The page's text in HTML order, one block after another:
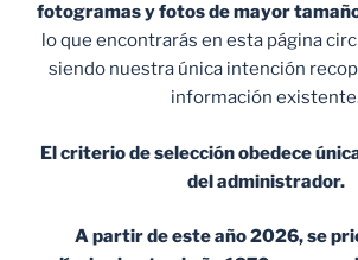
fotogramas y fotos de mayor
lo que encontrarás en esta página
siendo nuestra única intención
información
El criterio de selección obedece
del administrador.
A partir de este año 2026, se